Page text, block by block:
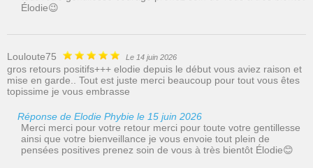
Élodie😉
Louloute75 Le 14 juin 2026
gros retours positifs+++ elodie depuis le début vous aviez raison et
mise en garde.. Tout est juste merci beaucoup pour tout vous êtes
topissime je vous embrasse
Réponse de Elodie Phybie le 15 juin 2026
Merci merci pour votre retour merci pour toute votre gentillesse
ainsi que votre bienveillance je vous envoie tout plein de
pensées positives prenez soin de vous à très bientôt Élodie😊